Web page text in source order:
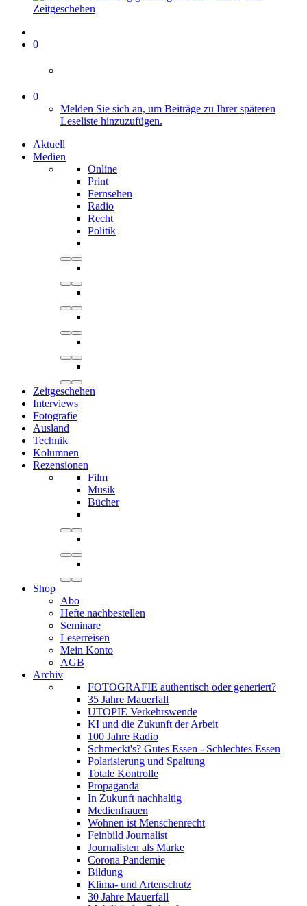
0
0
Melden Sie sich an, um Beiträge zu Ihrer späteren
Leseliste hinzuzufügen.
Aktuell
Medien
Online
Print
Fernsehen
Radio
Recht
Politik
Zeitgeschehen
Interviews
Fotografie
Ausland
Technik
Kolumnen
Rezensionen
Film
Musik
Bücher
Shop
Abo
Hefte nachbestellen
Seminare
Leserreisen
Mein Konto
AGB
Archiv
FOTOGRAFIE authentisch oder generiert?
35 Jahre Mauerfall
UTOPIE Verkehrswende
KI und die Zukunft der Arbeit
100 Jahre Radio
Schmeckt's? Gutes Essen - Schlechtes Essen
Polarisierung und Spaltung
Totale Kontrolle
Propaganda
In Zukunft nachhaltig
Medienfrauen
Wohnen ist Menschenrecht
Feinbild Journalist
Journalisten als Marke
Corona Pandemie
Bildung
Klima- und Artenschutz
30 Jahre Mauerfall